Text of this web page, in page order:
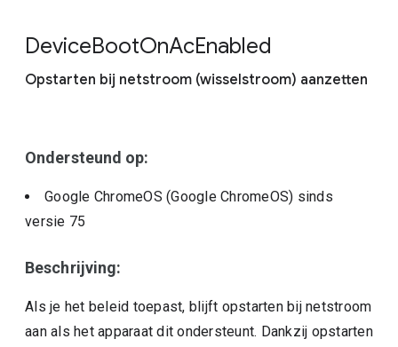
DeviceBootOnAcEnabled
Opstarten bij netstroom (wisselstroom) aanzetten
Ondersteund op:
Google ChromeOS (Google ChromeOS) sinds
versie 75
Beschrijving:
Als je het beleid toepast, blijft opstarten bij netstroom
aan als het apparaat dit ondersteunt. Dankzij opstarten